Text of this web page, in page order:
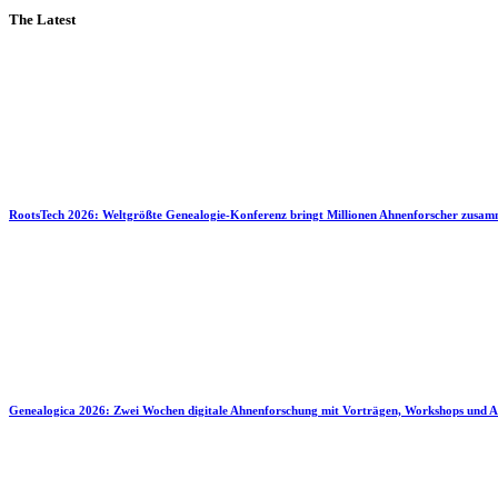
The Latest
RootsTech 2026: Weltgrößte Genealogie-Konferenz bringt Millionen Ahnenforscher
Genealogica 2026: Zwei Wochen digitale Ahnenforschung mit Vorträgen, Workshops und